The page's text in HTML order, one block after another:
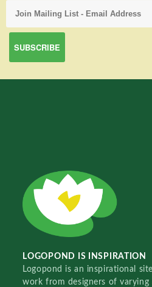
LOGOPOND IS INSPIRATION
Logopond is an inspirational
work from designers of varying